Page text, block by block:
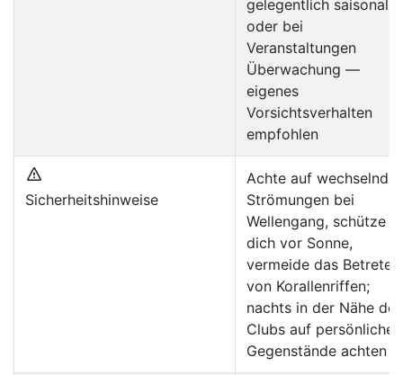
gelegentlich saisonal
oder bei
Veranstaltungen
Überwachung —
eigenes
Vorsichtsverhalten
empfohlen
Sicherheitshinweise
Achte auf wechselnde
Strömungen bei
Wellengang, schütze
dich vor Sonne,
vermeide das Betreten
von Korallenriffen;
nachts in der Nähe der
Clubs auf persönliche
Gegenstände achten